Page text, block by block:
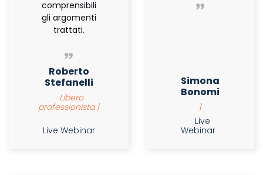
comprensibili
gli argomenti
trattati.
Roberto
Stefanelli
Libero
professionista |
Live Webinar
Simona
Bonomi
|
Live
Webinar